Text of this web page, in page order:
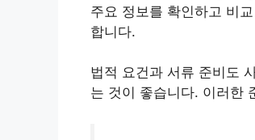
주요 정보를 확인하고 비
합니다.
법적 요건과 서류 준비도
는 것이 좋습니다. 이러한